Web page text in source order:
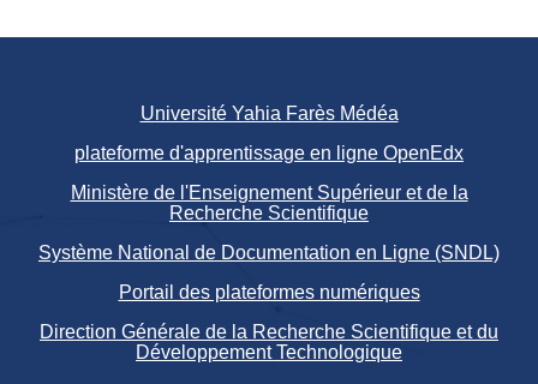
Université Yahia Farès Médéa
plateforme d'apprentissage en ligne OpenEdx
Ministère de l'Enseignement Supérieur et de la
Recherche Scientifique
Système National de Documentation en Ligne (SNDL)
Portail des plateformes numériques
Direction Générale de la Recherche Scientifique et du
Développement Technologique